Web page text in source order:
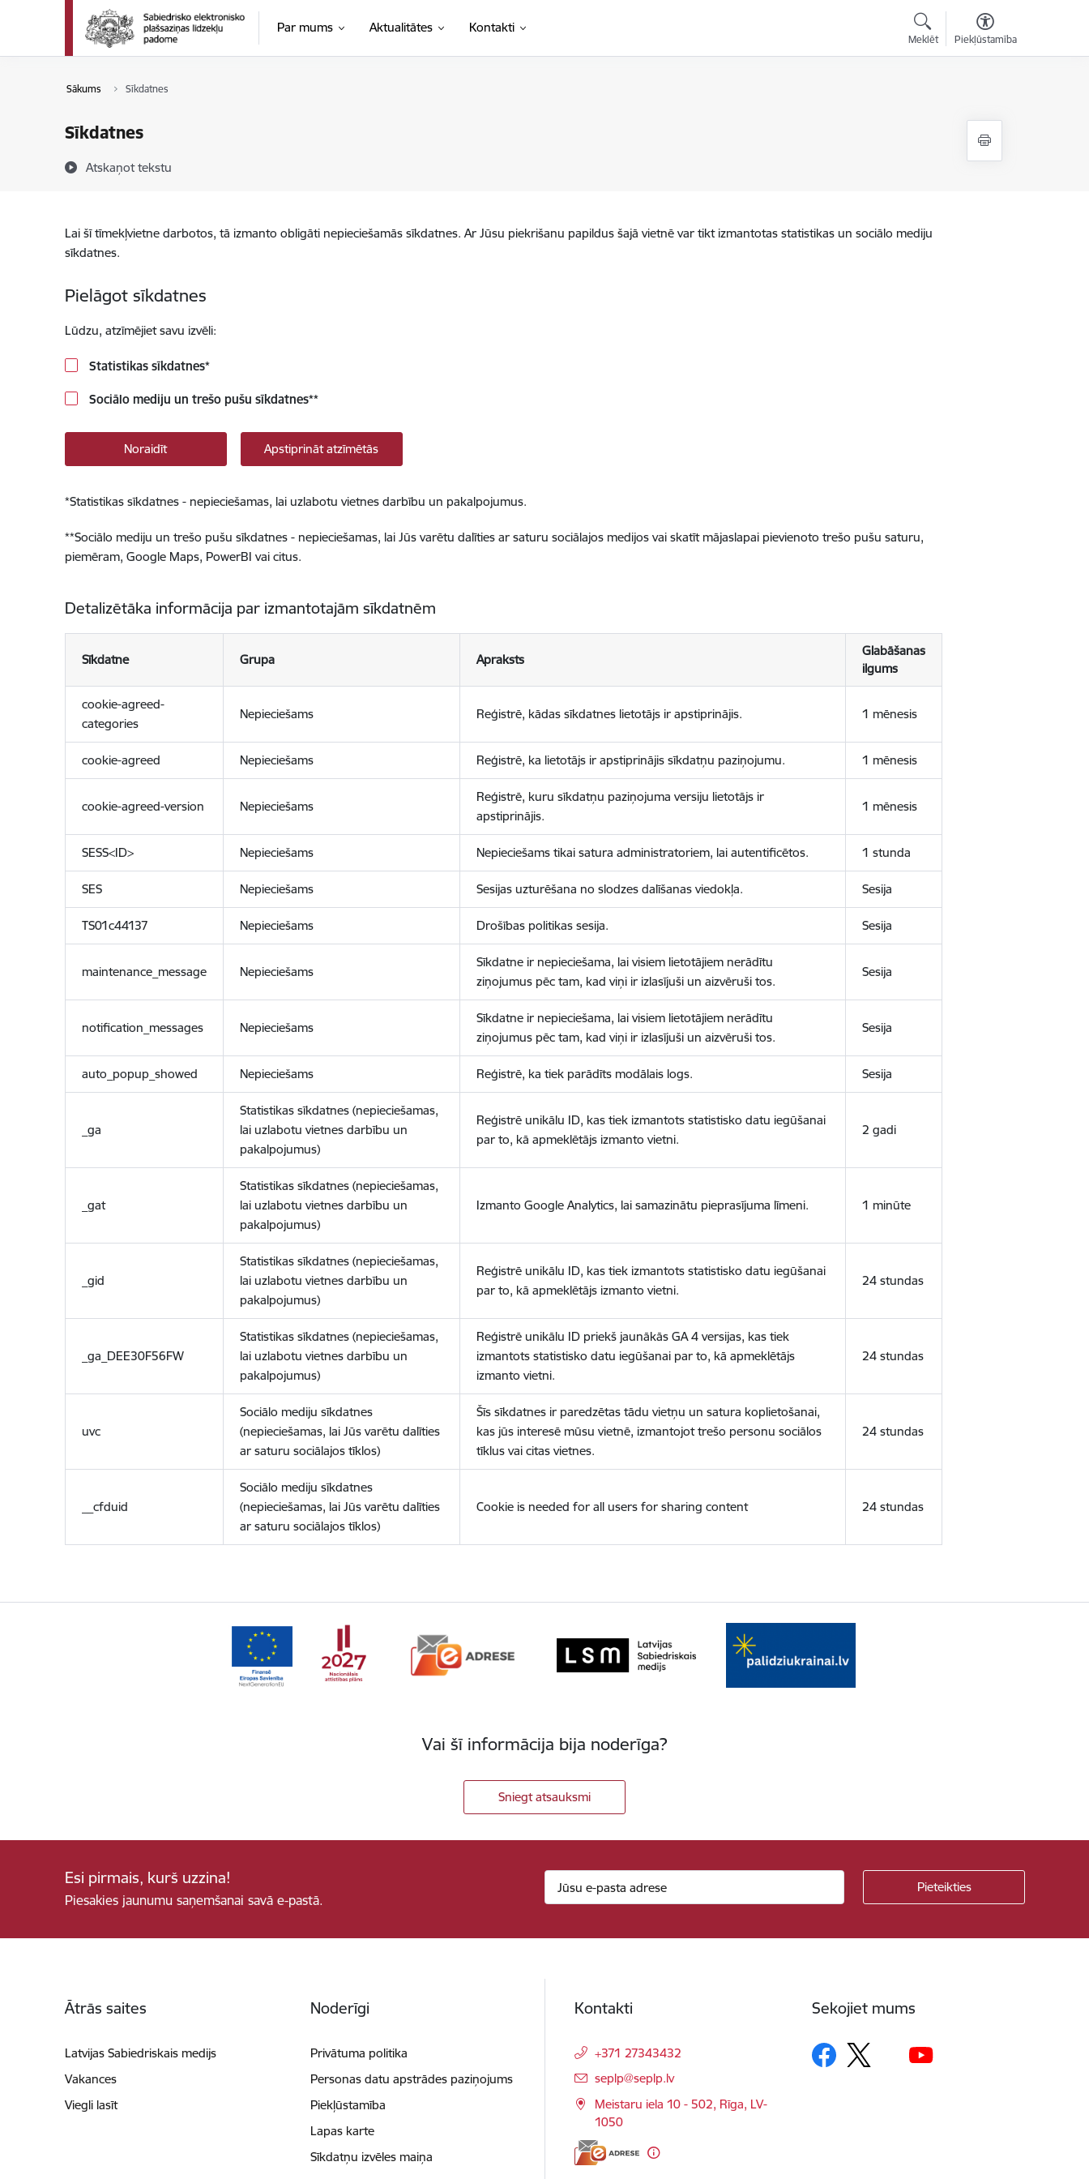
Pāriet uz lapas saturu
Par mums Aktualitātes Kontakti
Meklēt Piekļūstamība
Sākums Sīkdatnes
Sīkdatnes
Atskaņot tekstu
Lai šī tīmekļvietne darbotos, tā izmanto obligāti nepieciešamās sīkdatnes. Ar Jūsu piekrišanu papildus šajā vietnē var tikt izmantotas statistikas un sociālo mediju
sīkdatnes.
Pielāgot sīkdatnes
Lūdzu, atzīmējiet savu izvēli:
Statistikas sīkdatnes*
Sociālo mediju un trešo pušu sīkdatnes**
Noraidīt Apstiprināt atzīmētās
*Statistikas sīkdatnes - nepieciešamas, lai uzlabotu vietnes darbību un pakalpojumus.
**Sociālo mediju un trešo pušu sīkdatnes - nepieciešamas, lai Jūs varētu dalīties ar saturu sociālajos medijos vai skatīt mājaslapai pievienoto trešo pušu saturu,
piemēram, Google Maps, PowerBI vai citus.
Detalizētāka informācija par izmantotajām sīkdatnēm
Sīkdatne Grupa Apraksts
Glabāšanas
ilgums
cookie-agreed-
categories
Nepieciešams Reģistrē, kādas sīkdatnes lietotājs ir apstiprinājis. 1 mēnesis
cookie-agreed Nepieciešams Reģistrē, ka lietotājs ir apstiprinājis sīkdatņu paziņojumu. 1 mēnesis
cookie-agreed-version Nepieciešams
Reģistrē, kuru sīkdatņu paziņojuma versiju lietotājs ir
apstiprinājis.
1 mēnesis
SESS<ID> Nepieciešams Nepieciešams tikai satura administratoriem, lai autentificētos. 1 stunda
SES Nepieciešams Sesijas uzturēšana no slodzes dalīšanas viedokļa. Sesija
TS01c44137 Nepieciešams Drošības politikas sesija. Sesija
maintenance_message Nepieciešams
Sīkdatne ir nepieciešama, lai visiem lietotājiem nerādītu
ziņojumus pēc tam, kad viņi ir izlasījuši un aizvēruši tos.
Sesija
notification_messages Nepieciešams
Sīkdatne ir nepieciešama, lai visiem lietotājiem nerādītu
ziņojumus pēc tam, kad viņi ir izlasījuši un aizvēruši tos.
Sesija
auto_popup_showed Nepieciešams Reģistrē, ka tiek parādīts modālais logs. Sesija
_ga
Statistikas sīkdatnes (nepieciešamas,
lai uzlabotu vietnes darbību un
pakalpojumus)
Reģistrē unikālu ID, kas tiek izmantots statistisko datu iegūšanai
par to, kā apmeklētājs izmanto vietni.
2 gadi
_gat
Statistikas sīkdatnes (nepieciešamas,
lai uzlabotu vietnes darbību un
pakalpojumus)
Izmanto Google Analytics, lai samazinātu pieprasījuma līmeni. 1 minūte
_gid
Statistikas sīkdatnes (nepieciešamas,
lai uzlabotu vietnes darbību un
pakalpojumus)
Reģistrē unikālu ID, kas tiek izmantots statistisko datu iegūšanai
par to, kā apmeklētājs izmanto vietni.
24 stundas
_ga_DEE30F56FW
Statistikas sīkdatnes (nepieciešamas,
lai uzlabotu vietnes darbību un
pakalpojumus)
Reģistrē unikālu ID priekš jaunākās GA 4 versijas, kas tiek
izmantots statistisko datu iegūšanai par to, kā apmeklētājs
izmanto vietni.
24 stundas
uvc
Sociālo mediju sīkdatnes
(nepieciešamas, lai Jūs varētu dalīties
ar saturu sociālajos tīklos)
Šīs sīkdatnes ir paredzētas tādu vietņu un satura koplietošanai,
kas jūs interesē mūsu vietnē, izmantojot trešo personu sociālos
tīklus vai citas vietnes.
24 stundas
__cfduid
Sociālo mediju sīkdatnes
(nepieciešamas, lai Jūs varētu dalīties
ar saturu sociālajos tīklos)
Cookie is needed for all users for sharing content 24 stundas
Vai šī informācija bija noderīga?
Sniegt atsauksmi
Esi pirmais, kurš uzzina!
Piesakies jaunumu saņemšanai savā e-pastā.
Ātrās saites
Latvijas Sabiedriskais medijs
Vakances
Viegli lasīt
Noderīgi
Privātuma politika
Personas datu apstrādes paziņojums
Piekļūstamība
Lapas karte
Sīkdatņu izvēles maiņa
Kontakti
+371 27343432
E-pasts:
seplp@seplp.lv
Meistaru iela 10 - 502, Rīga, LV-
1050
Sekojiet mums